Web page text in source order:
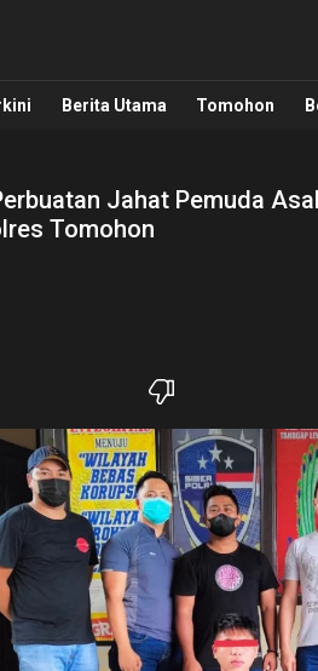
Utara, Kawanua,
Berita Utama Tomohon
Jahat Pemuda
Tomohon